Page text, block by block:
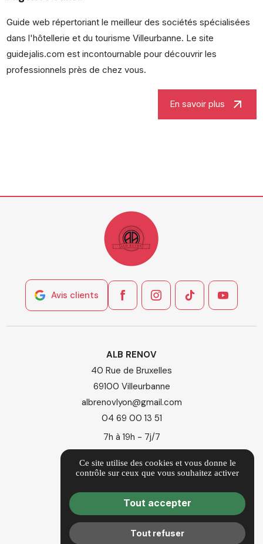
Guide web répertoriant le meilleur des sociétés spécialisées
dans l'hôtellerie et du tourisme Villeurbanne. Le site
guidejalis.com est incontournable pour découvrir les
professionnels près de chez vous.
En savoir plus arrow_outward
Avis clients
ALB RENOV
40 Rue de Bruxelles
69100 Villeurbanne
albrenovlyon@gmail.com
04 69 00 13 51
7h à 19h - 7j/7
location_onItinéraire
Guide local
Informations complémentaires
Mentions légales
Ce site utilise des cookies et vous donne le
contrôle sur ceux que vous souhaitez activer
Tout accepter
Tout refuser